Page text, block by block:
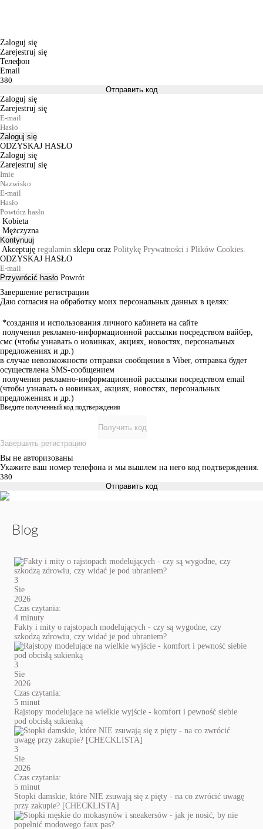
Zaloguj się
Zarejestruj się
Телефон
Email
Отправить код
Zaloguj się
Zarejestruj się
Zaloguj się
ODZYSKAJ HASŁO
Zaloguj się
Zarejestruj się
Kobieta
Mężczyzna
Kontynuuj
Akceptuję regulamin sklepu oraz Politykę Prywatności i Plików Cookies.
ODZYSKAJ HASŁO
Przywrócić hasło Powrót
Завершение регистрации
Даю согласия на обработку моих персональных данных в целях:
*создания и использования личного кабинета на сайте
получения рекламно-информационной рассылки посредством вайбер,
смс (чтобы узнавать о новинках, акциях, новостях, персональных
предложениях и др.)
в случае невозможности отправки сообщения в Viber, отправка будет
осуществлена SMS-сообщением
получения рекламно-информационной рассылки посредством email
(чтобы узнавать о новинках, акциях, новостях, персональных
предложениях и др.)
Введите полученный код подтверждения
Получить код
Завершить регистрацию
Вы не авторизованы
Укажите ваш номер телефона и мы вышлем на него код подтверждения.
Отправить код
Blog
3
Sie
2026
Czas czytania:
4 minuty
Fakty i mity o rajstopach modelujących - czy są wygodne, czy
szkodzą zdrowiu, czy widać je pod ubraniem?
3
Sie
2026
Czas czytania:
5 minut
Rajstopy modelujące na wielkie wyjście - komfort i pewność siebie
pod obcisłą sukienką
3
Sie
2026
Czas czytania:
5 minut
Stopki damskie, które NIE zsuwają się z pięty - na co zwrócić uwagę
przy zakupie? [CHECKLISTA]